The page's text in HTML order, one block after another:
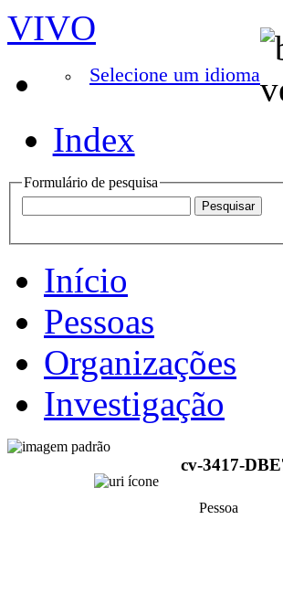
VIVO
Selecione um idioma
Index
Formulário de pesquisa
Início
Pessoas
Organizações
Investigação
cv-3417-
Pessoa